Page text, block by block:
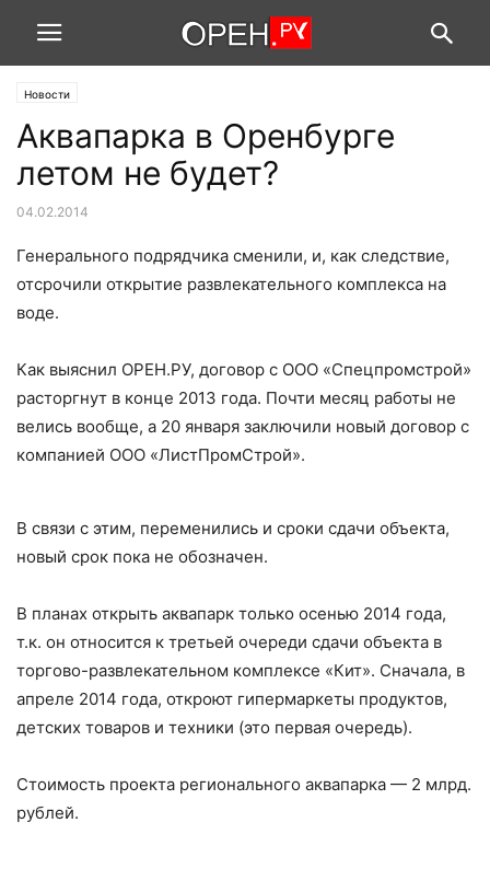
Новости
Аквапарка в Оренбурге
летом не будет?
04.02.2014
Генерального подрядчика сменили, и, как следствие,
отсрочили открытие развлекательного комплекса на
воде.
Как выяснил ОРЕН.РУ, договор с ООО «Спецпромстрой»
расторгнут в конце 2013 года. Почти месяц работы не
велись вообще, а 20 января заключили новый договор с
компанией ООО «ЛистПромСтрой».
В связи с этим, переменились и сроки сдачи объекта,
новый срок пока не обозначен.
В планах открыть аквапарк только осенью 2014 года,
т.к. он относится к третьей очереди сдачи объекта в
торгово-развлекательном комплексе «Кит». Сначала, в
апреле 2014 года, откроют гипермаркеты продуктов,
детских товаров и техники (это первая очередь).
Стоимость проекта регионального аквапарка — 2 млрд.
рублей.